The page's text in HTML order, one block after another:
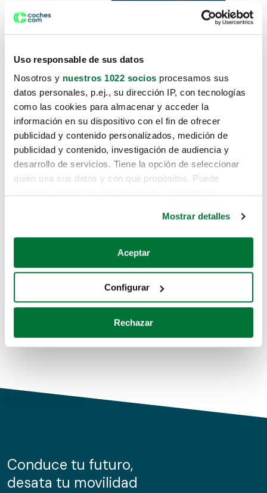
Uso responsable de sus datos
Nosotros y nuestros 1022 socios procesamos sus
datos personales, p.ej., su dirección IP, con tecnologías
como las cookies para almacenar y acceder la
información en su dispositivo con el fin de ofrecer
publicidad y contenido personalizados, medición de
publicidad y contenido, investigación de audiencia y
desarrollo de servicios. Tiene la opción de seleccionar
quién usa sus datos y con qué propósitos. Puede
Si lo permite, también quisiéramos:
Recopilar información sobre su ubicación geográfica
Identificar su dispositivo analizándolo activamente
para buscar características específicas (huellas
Obtenga más información sobre cómo se procesan sus
de cookies.
información sobre el uso que haga del sitio web con
nuestros partners de redes sociales, publicidad y análisis
Mostrar detalles
Aceptar
Configurar
Rechazar
Lo sentimos, no sabemos como
te hemos traido hasta aquí.
Pero puedes encontrar el coche que estás
buscando en alguno de estos enlaces:
Coches de segunda mano
Coches de km0
Conduce tu futuro,
desata tu movilidad